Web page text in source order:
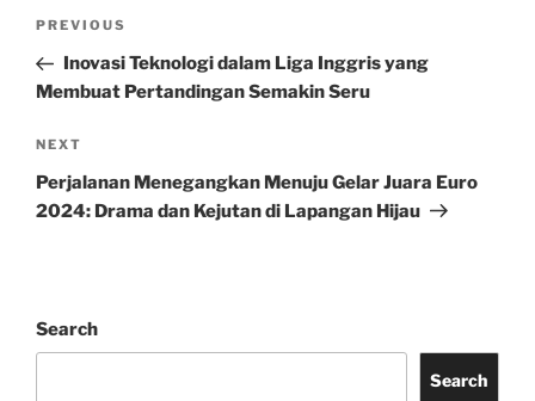
Previous
Post
PREVIOUS
Inovasi Teknologi dalam Liga Inggris yang
Membuat Pertandingan Semakin Seru
Next
Post
NEXT
Perjalanan Menegangkan Menuju Gelar Juara Euro
2024: Drama dan Kejutan di Lapangan Hijau
Search
Search